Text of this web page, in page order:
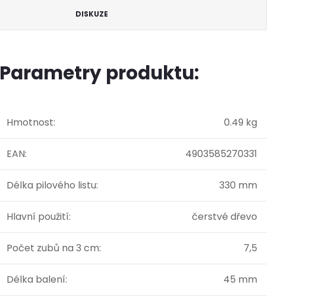
DISKUZE
Parametry produktu:
Hmotnost: 0.49 kg
EAN: 4903585270331
Délka pilového listu: 330 mm
Hlavní použití: čerstvé dřevo
Počet zubů na 3 cm: 7,5
Délka balení: 45 mm